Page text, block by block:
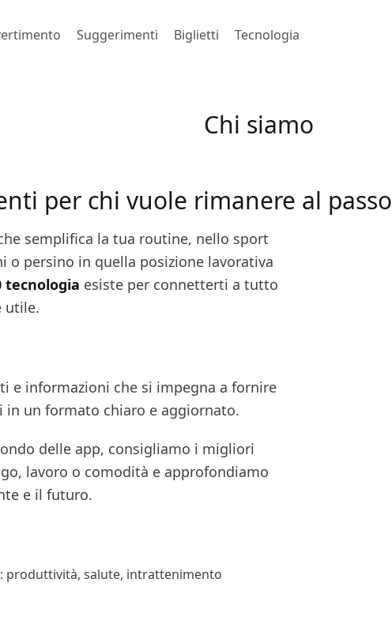
Suggerimenti Biglietti Tecnologia
Chi siamo
per chi vuole rimanere al passo
semplifica la tua routine, nello sport
o persino in quella posizione lavorativa
tecnologia esiste per connetterti a tutto
utile.
e informazioni che si impegna a fornire
un formato chiaro e aggiornato.
delle app, consigliamo i migliori
lavoro o comodità e approfondiamo
e il futuro.
: produttività, salute, intrattenimento